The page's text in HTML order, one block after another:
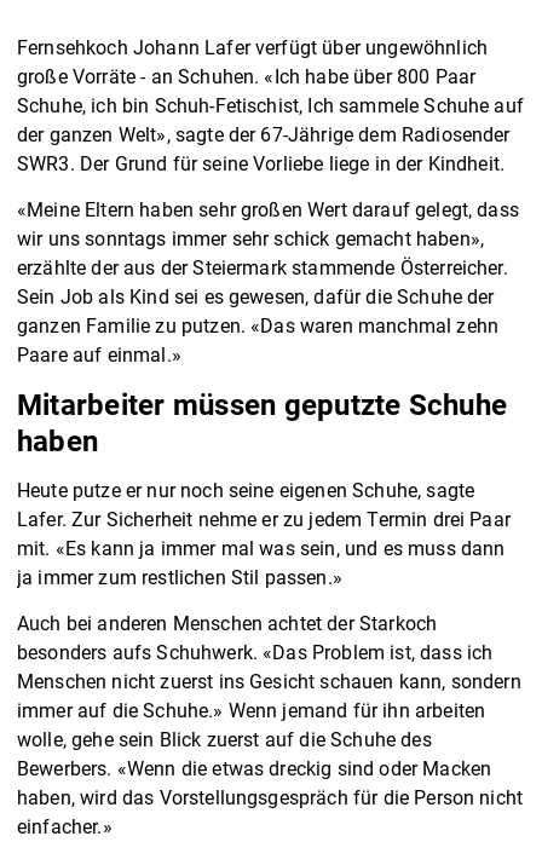
Fernsehkoch Johann Lafer verfügt über ungewöhnlich
große Vorräte - an Schuhen. «Ich habe über 800 Paar
Schuhe, ich bin Schuh-Fetischist, Ich sammele Schuhe auf
der ganzen Welt», sagte der 67-Jährige dem Radiosender
SWR3. Der Grund für seine Vorliebe liege in der Kindheit.
«Meine Eltern haben sehr großen Wert darauf gelegt, dass
wir uns sonntags immer sehr schick gemacht haben»,
erzählte der aus der Steiermark stammende Österreicher.
Sein Job als Kind sei es gewesen, dafür die Schuhe der
ganzen Familie zu putzen. «Das waren manchmal zehn
Paare auf einmal.»
Mitarbeiter müssen geputzte Schuhe
haben
Heute putze er nur noch seine eigenen Schuhe, sagte
Lafer. Zur Sicherheit nehme er zu jedem Termin drei Paar
mit. «Es kann ja immer mal was sein, und es muss dann
ja immer zum restlichen Stil passen.»
Auch bei anderen Menschen achtet der Starkoch
besonders aufs Schuhwerk. «Das Problem ist, dass ich
Menschen nicht zuerst ins Gesicht schauen kann, sondern
immer auf die Schuhe.» Wenn jemand für ihn arbeiten
wolle, gehe sein Blick zuerst auf die Schuhe des
Bewerbers. «Wenn die etwas dreckig sind oder Macken
haben, wird das Vorstellungsgespräch für die Person nicht
einfacher.»